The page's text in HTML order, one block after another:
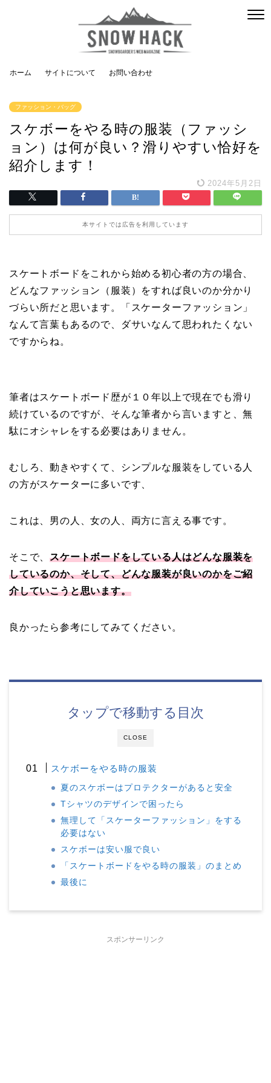
ホーム サイトについて お問い合わせ
ファッション・バッグ
スケボーをやる時の服装（ファッシ
ョン）は何が良い？滑りやすい恰好を
紹介します！
2024年5月2日
本サイトでは広告を利用しています
スケートボードをこれから始める初心者の方の場合、
どんなファッション（服装）をすれば良いのか分かり
づらい所だと思います。「スケーターファッション」
なんて言葉もあるので、ダサいなんて思われたくない
ですからね。
筆者はスケートボード歴が１０年以上で現在でも滑り
続けているのですが、そんな筆者から言いますと、無
駄にオシャレをする必要はありません。
むしろ、動きやすくて、シンプルな服装をしている人
の方がスケーターに多いです、
これは、男の人、女の人、両方に言える事です。
そこで、スケートボードをしている人はどんな服装を
しているのか、そして、どんな服装が良いのかをご紹
介していこうと思います。
良かったら参考にしてみてください。
CLOSE
タップで移動する目次
スケボーをやる時の服装
夏のスケボーはプロテクターがあると安全
Tシャツのデザインで困ったら
無理して「スケーターファッション」をする
必要はない
スケボーは安い服で良い
「スケートボードをやる時の服装」のまとめ
最後に
スポンサーリンク